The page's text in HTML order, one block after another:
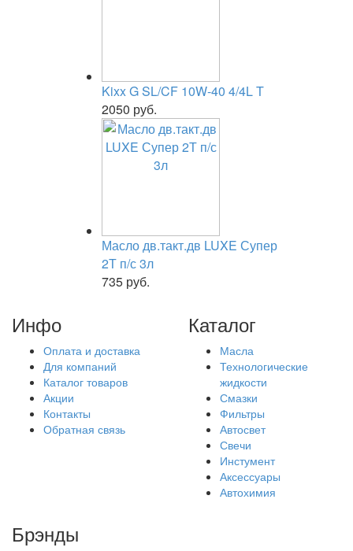
Kixx G SL/CF 10W-40 4/4L T
2050 руб.
Масло дв.такт.дв LUXE Супер
2Т п/с 3л
735 руб.
Инфо
Оплата и доставка
Для компаний
Каталог товаров
Акции
Контакты
Обратная связь
Каталог
Масла
Технологические
жидкости
Смазки
Фильтры
Автосвет
Свечи
Инстумент
Аксессуары
Автохимия
Брэнды